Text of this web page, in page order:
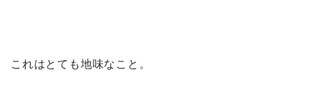
これはとても地味なこと。